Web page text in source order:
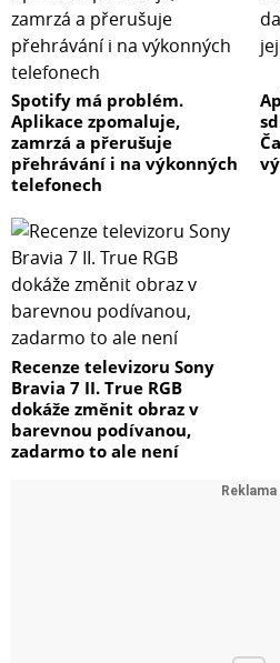
Spotify má problém.
Aplikace zpomaluje,
zamrzá a přerušuje
přehrávání i na výkonných
telefonech
Recenze televizoru Sony
Bravia 7 II. True RGB
dokáže změnit obraz v
barevnou podívanou,
zadarmo to ale není